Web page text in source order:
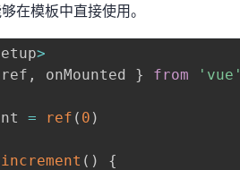
在模板中直接使用。
>
ref , onMounted } from 'vue'
= ref ( 0 )
increment ( )
{